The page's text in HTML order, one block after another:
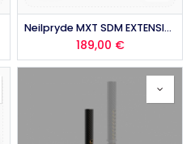
Neilpryde MXT SDM EXTENSION 2026
189,00 €